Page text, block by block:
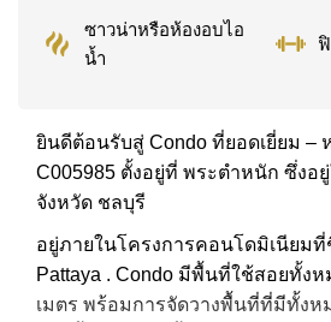
ซาวน่าหรือห้องอบไอ
น้ำ
ยินดีต้อนรับสู่ Condo ที่ยอดเยี่ยม –
C005985 ตั้งอยู่ที่ พระตำหนัก ซึ่งอ
จังหวัด ชลบุรี
อยู่ภายในโครงการคอนโดมิเนียมที่
Pattaya . Condo มีพื้นที่ใช้สอยทั้งห
เมตร พร้อมการจัดวางพื้นที่ที่มีทั้งห